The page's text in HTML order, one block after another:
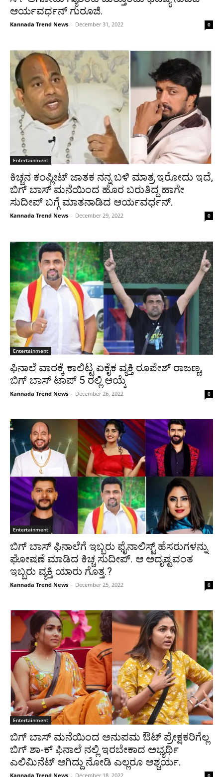
ಆರ್ಯವರ್ಧನ್ ಗುರೂಜಿ.
Kannada Trend News - December 31, 2022 0
Entertainment
ಕಿಚ್ಚನ ಕಂಪ್ಲೀಟ್ ಜಾತಕ ನನ್ನ ಬಳಿ ಮಾತ್ರ ಇರೋದು ಇದೆ,
ಬಿಗ್ ಬಾಸ್ ಮನೆಯಿಂದ ಹೊರ ಬರುತಿದ್ದ ಹಾಗೇ
ಸುದೀಪ್ ಬಗ್ಗೆ ಮಾತನಾಡಿದ ಆರ್ಯವರ್ಧನ್.
Kannada Trend News - December 29, 2022 0
Entertainment
ಫಿನಾಲೆ ವಾರಕ್ಕೆ ಕಾಲಿಟ್ಟ ಏಕೈಕ ವ್ಯಕ್ತಿ ರೂಪೇಶ್ ರಾಜಣ್ಣ,
ಬಿಗ್ ಬಾಸ್ ಟಾಪ್ 5 ರಲ್ಲಿ ಆಯ್ಕೆ
Kannada Trend News - December 26, 2022 0
Entertainment
ಬಿಗ್ ಬಾಸ್ ಫಿನಾಲೆಗೆ ಇಬ್ಬರು ಫೈನಾಲಿಸ್ಟ್ ಹೆಸರುಗಳನ್ನು
ಘೋಷಣೆ ಮಾಡಿದ ಕಿಚ್ಚ ಸುದೀಪ್. ಆ ಅದೃಷ್ಟವಂತ
ಇಬ್ಬರು ವ್ಯಕ್ತಿ ಯಾರು ಗೊತ್ತ.?
Kannada Trend News - December 25, 2022 0
Entertainment
ಬಿಗ್ ಬಾಸ್ ಮನೆಯಿಂದ ಅನುಪಮ ಔಟ್ ಪ್ರೇಕ್ಷಕರಿಗೆಲ್ಲ
ಬಿಗ್ ಶಾ-ಕ್ ಫಿನಾಲೆ ನಲ್ಲಿ ಇರಬೇಕಾದ ಅಭ್ಯರ್ಥಿ
ಎಲಿಮಿನೆಟ್ ಆಗಿದ್ದು ನೋಡಿ ಎಲ್ಲರೂ ಆಶ್ಚರ್ಯ.
Kannada Trend News - December 18, 2022 0